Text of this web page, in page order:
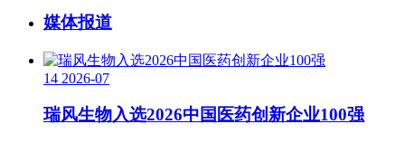
媒体报道
14 2026-07
瑞风生物入选2026中国医药创新企业100强